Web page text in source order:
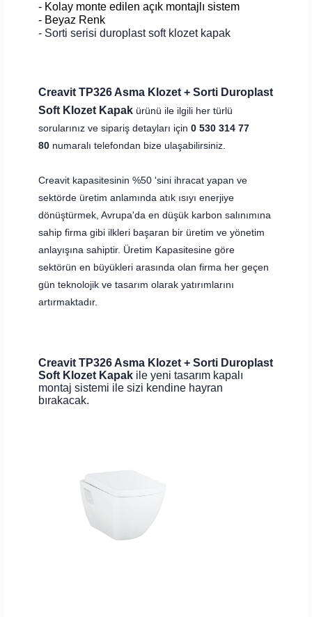
- Kolay monte edilen açık montajlı sistem
- Beyaz Renk
- Sorti serisi duroplast soft klozet kapak
Creavit TP326 Asma Klozet + Sorti Duroplast
Soft Klozet Kapak ürünü ile ilgili her türlü
sorularınız ve sipariş detayları için 0 530 314 77
80 numaralı telefondan bize ulaşabilirsiniz.
Creavit kapasitesinin %50 'sini ihracat yapan ve
sektörde üretim anlamında atık ısıyı enerjiye
dönüştürmek, Avrupa'da en düşük karbon salınımına
sahip firma gibi ilkleri başaran bir üretim ve yönetim
anlayışına sahiptir. Üretim Kapasitesine göre
sektörün en büyükleri arasında olan firma her geçen
gün teknolojik ve tasarım olarak yatırımlarını
artırmaktadır.
Creavit TP326 Asma Klozet + Sorti Duroplast
Soft Klozet Kapak ile yeni tasarım kapalı
montaj sistemi ile sizi kendine hayran
bırakacak.